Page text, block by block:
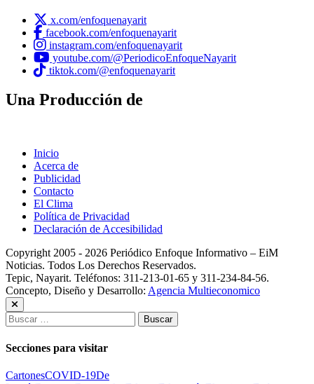
x.com/enfoquenayarit
facebook.com/enfoquenayarit
instagram.com/enfoquenayarit
youtube.com/@PeriodicoEnfoqueNayarit
tiktok.com/@enfoquenayarit
Una Producción de
Inicio
Acerca de
Publicidad
Contacto
El Clima
Política de Privacidad
Declaración de Accesibilidad
Copyright 2005 - 2026 Periódico Enfoque Informativo – EiM
Noticias. Todos Los Derechos Reservados.
Tepic, Nayarit. Teléfonos: 311-213-01-65 y 311-234-84-56.
Concepto, Diseño y Desarrollo: Agencia Multieconomico
Buscar:
Secciones para visitar
CartonesCOVID-19De